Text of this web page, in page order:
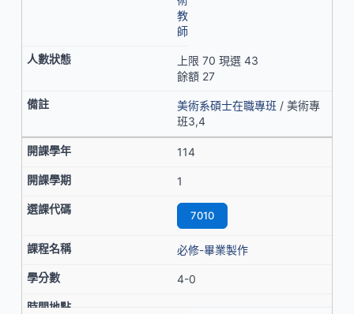
教
師
上限 70 現選 43
餘額 27
美術系碩士在職專班 / 美術專
班3,4
114
1
7010
必修-畢業製作
4-0